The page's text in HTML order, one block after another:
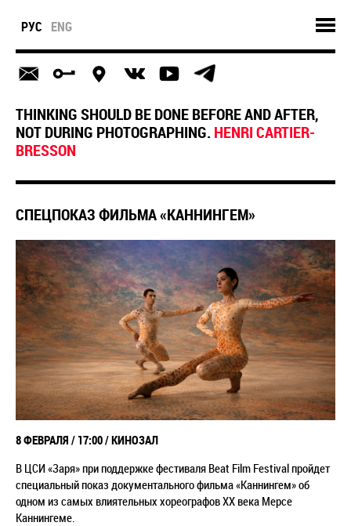
РУС ENG
THINKING SHOULD BE DONE BEFORE AND AFTER,
NOT DURING PHOTOGRAPHING. HENRI CARTIER-
BRESSON
СПЕЦПОКАЗ ФИЛЬМА «КАННИНГЕМ»
8 ФЕВРАЛЯ / 17:00 / КИНОЗАЛ
В ЦСИ «Заря» при поддержке фестиваля Beat Film Festival пройдет
специальный показ документального фильма «Каннингем» об
одном из самых влиятельных хореографов ХХ века Мерсе
Каннингеме.